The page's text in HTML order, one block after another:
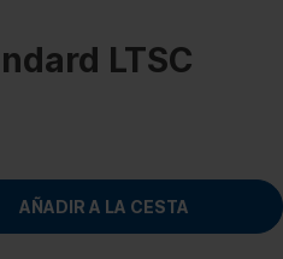
LTSC
AÑADIR A LA CESTA